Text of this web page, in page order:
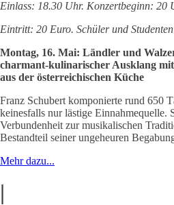
Einlass: 18.30 Uhr. Konzertbeginn: 20
Eintritt: 20 Euro. Schüler und
Montag, 16. Mai: Ländler und
charmant-kulinarischer Ausklang
aus der österreichischen Küche
Franz Schubert komponierte rund 650
keinesfalls nur lästige Einnahmequelle.
Verbundenheit zur musikalischen
Bestandteil seiner ungeheuren
Mehr dazu...
|